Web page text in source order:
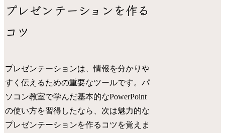
プレゼンテーションを作る
コツ
プレゼンテーションは、情報を分かりや
すく伝えるための重要なツールです。パ
ソコン教室で学んだ基本的なPowerPoint
の使い方を習得したなら、次は魅力的な
プレゼンテーションを作るコツを覚えま